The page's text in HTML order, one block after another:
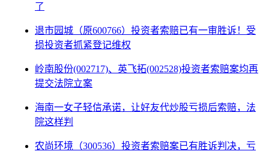
了
退市园城（原600766）投资者索赔已有一审胜诉！受
损投资者抓紧登记维权
岭南股份(002717)、英飞拓(002528)投资者索赔案均再
提交法院立案
海南一女子轻信承诺，让好友代炒股亏损后索赔，法
院这样判
农尚环境（300536）投资者索赔案已有胜诉判决，亏